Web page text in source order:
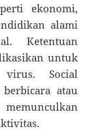
ekonomi,
alami
Ketentuan
untuk
virus. Social
atau